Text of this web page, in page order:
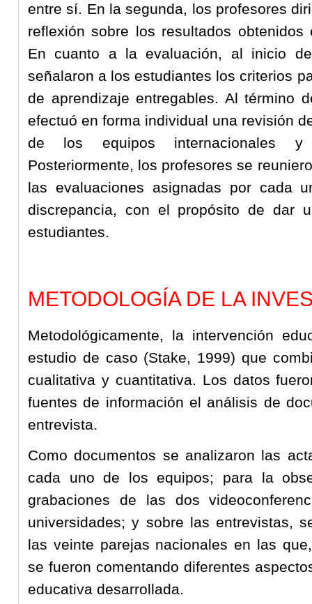
entre sí. En la segunda, los profesores
reflexión sobre los resultados
En cuanto a la evaluación, al inicio
señalaron a los estudiantes los criterios
de aprendizaje entregables. Al término
efectuó en forma individual una revisión
de los equipos internacionales y
Posteriormente, los profesores se
las evaluaciones asignadas por cada
discrepancia, con el propósito de dar
estudiantes.
METODOLOGÍA DE LA
Metodológicamente, la intervención
estudio de caso (Stake, 1999) que
cualitativa y cuantitativa. Los datos
fuentes de información el análisis de
entrevista.
Como documentos se analizaron las
cada uno de los equipos; para la
grabaciones de las dos
universidades; y sobre las entrevistas,
las veinte parejas nacionales en las
se fueron comentando diferentes
educativa desarrollada.